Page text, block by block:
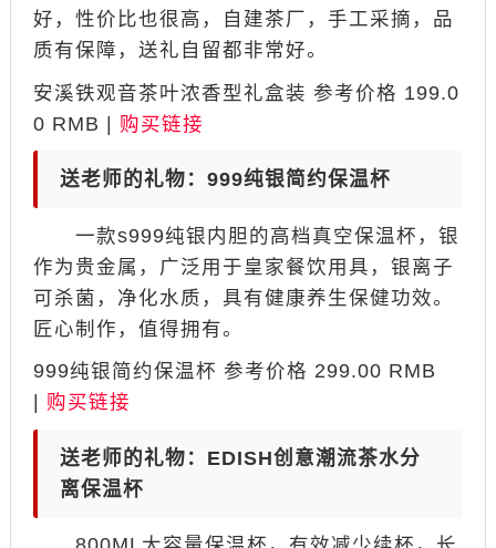
好，性价比也很高，自建茶厂，手工采摘，品
质有保障，送礼自留都非常好。
安溪铁观音茶叶浓香型礼盒装 参考价格 199.0
0 RMB | 购买链接
送老师的礼物：999纯银简约保温杯
一款s999纯银内胆的高档真空保温杯，银
作为贵金属，广泛用于皇家餐饮用具，银离子
可杀菌，净化水质，具有健康养生保健功效。
匠心制作，值得拥有。
999纯银简约保温杯 参考价格 299.00 RMB
购买链接
送老师的礼物：EDISH创意潮流茶水分
离保温杯